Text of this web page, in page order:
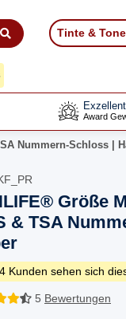
Tinte &
Award
Nummern-Schloss |
Größe
& TSA
Kunden sehen sich
5 Bewertungen